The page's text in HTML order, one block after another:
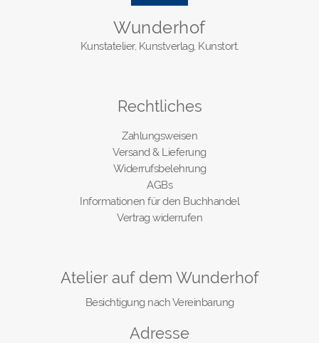
Wunderhof
Kunstatelier, Kunstverlag, Kunstort.
Rechtliches
Zahlungsweisen
Versand & Lieferung
Widerrufsbelehrung
AGBs
Informationen für den Buchhandel
Vertrag widerrufen
Atelier auf dem Wunderhof
Besichtigung nach Vereinbarung
Adresse